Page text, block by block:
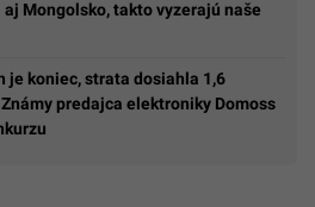
Mongolsko, takto vyzerajú naše
je koniec, strata dosiahla 1,6
predajca elektroniky Domoss